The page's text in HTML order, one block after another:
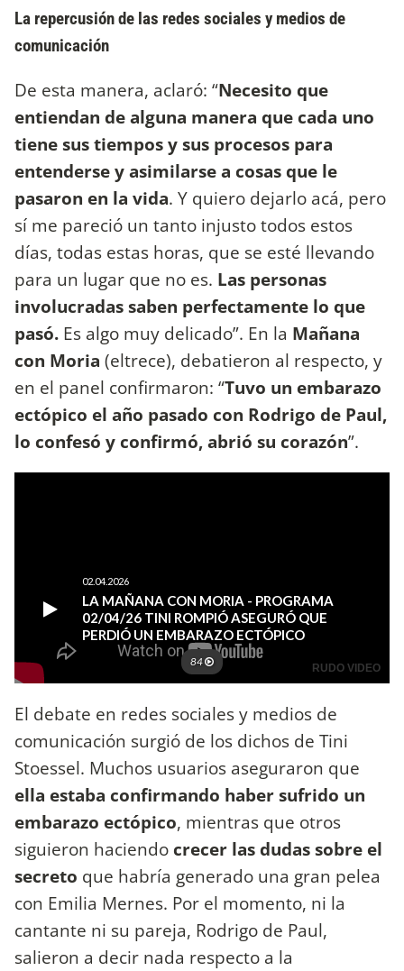
La repercusión de las redes sociales y medios de
comunicación
De esta manera, aclaró: “Necesito que
entiendan de alguna manera que cada uno
tiene sus tiempos y sus procesos para
entenderse y asimilarse a cosas que le
pasaron en la vida. Y quiero dejarlo acá, pero
sí me pareció un tanto injusto todos estos
días, todas estas horas, que se esté llevando
para un lugar que no es. Las personas
involucradas saben perfectamente lo que
pasó. Es algo muy delicado”. En la Mañana
con Moria (eltrece), debatieron al respecto, y
en el panel confirmaron: “Tuvo un embarazo
ectópico el año pasado con Rodrigo de Paul,
lo confesó y confirmó, abrió su corazón”.
El debate en redes sociales y medios de
comunicación surgió de los dichos de Tini
Stoessel. Muchos usuarios aseguraron que
ella estaba confirmando haber sufrido un
embarazo ectópico, mientras que otros
siguieron haciendo crecer las dudas sobre el
secreto que habría generado una gran pelea
con Emilia Mernes. Por el momento, ni la
cantante ni su pareja, Rodrigo de Paul,
salieron a decir nada respecto a la